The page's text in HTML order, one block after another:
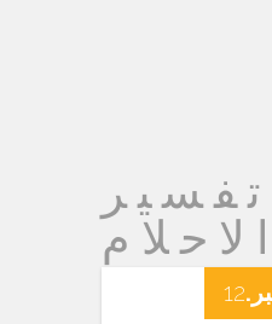
تفسير
الاحلام
12